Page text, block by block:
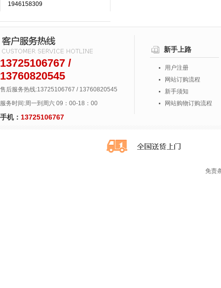
1946158309
13725106767 /
13760820545
售后服务热线:13725106767 / 13760820545
服务时间:周一到周六 09：00-18：00
手机： 13725106767
新手上路
用户注册
网站订购流程
新手须知
网站购物订购流程
免责